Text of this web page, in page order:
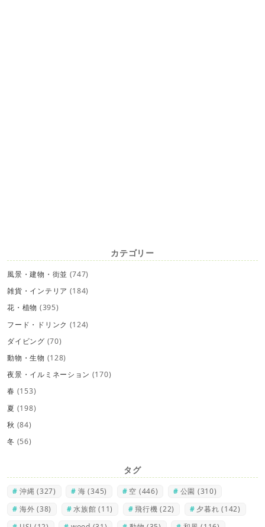
カテゴリー
風景・建物・街並 (747)
雑貨・インテリア (184)
花・植物 (395)
フード・ドリンク (124)
ダイビング (70)
動物・生物 (128)
夜景・イルミネーション (170)
春 (153)
夏 (198)
秋 (84)
冬 (56)
タグ
沖縄 (327) 海 (345) 空 (446) 公園 (310)
海外 (38) 水族館 (11) 飛行機 (22) 夕暮れ (142)